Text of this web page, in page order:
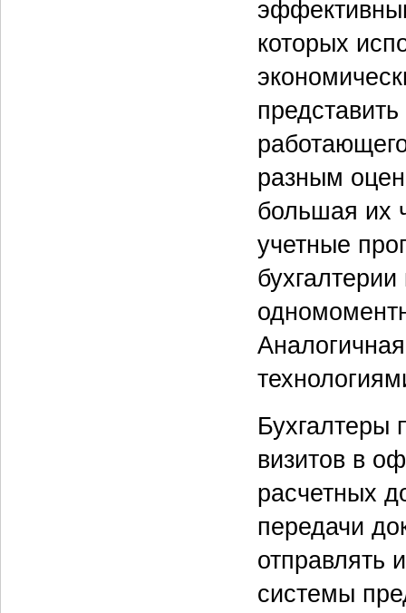
которых
разным
большая их
учетные
Бухгалтеры
визитов в
расчетных
передачи
отправлять
системы